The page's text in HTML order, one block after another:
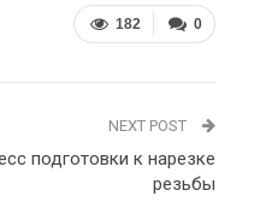
0
182
NEXT POST
подготовки к нарезке
резьбы